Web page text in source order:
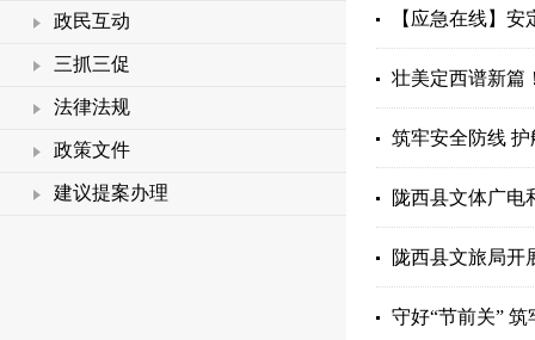
政民互动
三抓三促
法律法规
政策文件
建议提案办理
【应急在线】
壮美定西谱新篇
筑牢安全防线
陇西县文体广电
陇西县文旅局开
守好“节前关”